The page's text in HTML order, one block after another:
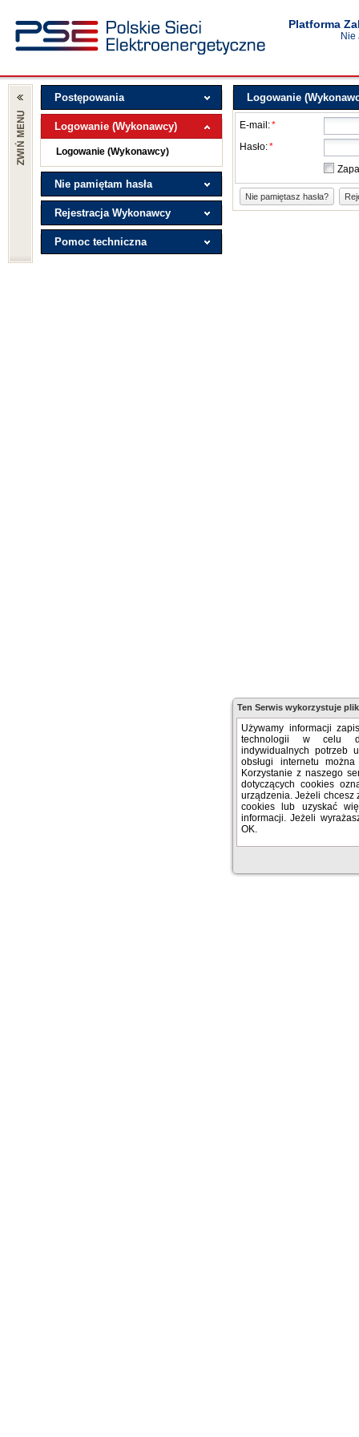
Platforma
Nie
Postępowania
Logowanie (Wykonawcy)
Logowanie (Wykonawcy)
Nie pamiętam hasła
Rejestracja Wykonawcy
Pomoc techniczna
Logowanie
E-mail:*
Hasło:*
Nie pamiętasz hasła?
Ten Serwis wykorzystuje
Używamy informacji
technologii w celu
indywidualnych potrzeb
obsługi internetu
Korzystanie z naszego
dotyczących cookies
urządzenia. Jeżeli chcesz
cookies lub uzyskać
informacji. Jeżeli
OK.